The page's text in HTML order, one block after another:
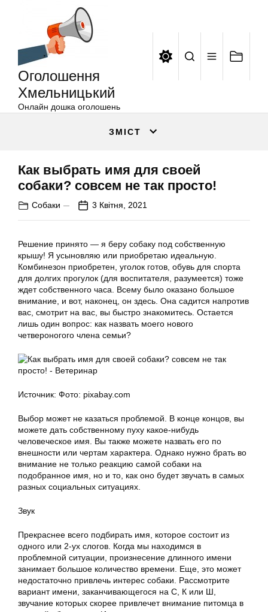
Оголошення
Хмельницький
Онлайн дошка оголошень
ЗМІСТ
Как выбрать имя для своей
собаки? совсем не так просто!
Собаки 3 Квітня, 2021
Решение принято — я беру собаку под собственную
крышу! Я усыновляю или приобретаю идеальную.
Комбинезон приобретен, уголок готов, обувь для спорта
для долгих прогулок (для воспитателя, разумеется) тоже
ждет собственного часа. Всему было оказано большое
внимание, и вот, наконец, он здесь. Она садится напротив
вас, смотрит на вас, вы быстро знакомитесь. Остается
лишь один вопрос: как назвать моего нового
четвероногого члена семьи?
Источник: Фото: pixabay.com
Выбор может не казаться проблемой. В конце концов, вы
можете дать собственному пуху какое-нибудь
человеческое имя. Вы также можете назвать его по
внешности или чертам характера. Однако нужно брать во
внимание не только реакцию самой собаки на
подобранное имя, но и то, как оно будет звучать в самых
разных социальных ситуациях.
Звук
Прекраснее всего подбирать имя, которое состоит из
одного или 2-ух слогов. Когда мы находимся в
проблемной ситуации, произнесение длинного имени
занимает большое количество времени. Еще, это может
недостаточно привлечь интерес собаки. Рассмотрите
вариант имени, заканчивающегося на С, К или Ш,
звучание которых скорее привлечет внимание питомца в